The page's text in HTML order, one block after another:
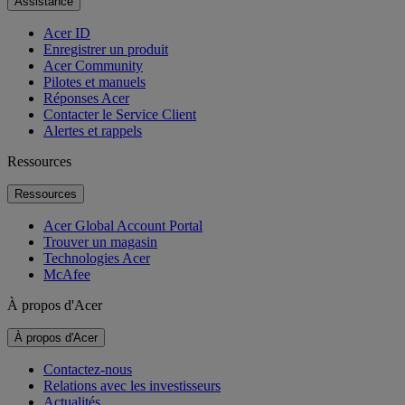
Acer ID
Enregistrer un produit
Acer Community
Pilotes et manuels
Réponses Acer
Contacter le Service Client
Alertes et rappels
Ressources
Ressources
Acer Global Account Portal
Trouver un magasin
Technologies Acer
McAfee
À propos d'Acer
À propos d'Acer
Contactez-nous
Relations avec les investisseurs